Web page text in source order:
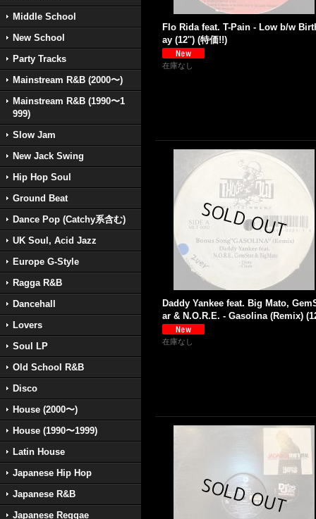
Middle School
New School
Party Tracks
Mainstream R&B (2000〜)
Mainstream R&B (1990〜1
999)
Slow Jam
New Jack Swing
Hip Hop Soul
Ground Beat
Dance Pop (Catchy系含む)
UK Soul, Acid Jazz
Europe G-Style
Ragga R&B
Dancehall
Lovers
Soul LP
Old School R&B
Disco
House (2000〜)
House (1990〜1999)
Latin House
Japanese Hip Hop
Japanese R&B
Japanese Reggae
Flo Rida feat. T-Pain - Low b/w
ay (12'') (特価!!)
在庫なし
Daddy Yankee feat. Big Mato,
ar & N.O.R.E. - Gasolina (Remix)
在庫なし